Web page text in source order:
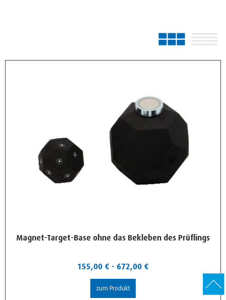
Magnet-Target-Base ohne das Bekleben des Prüflings
155,00 € - 672,00 €
zum Produkt